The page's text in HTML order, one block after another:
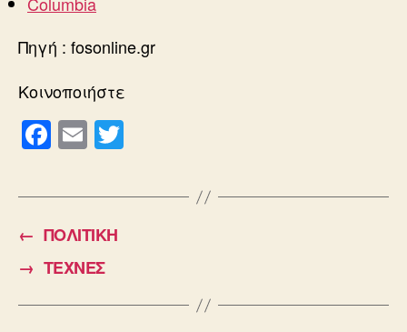
Πηγή : fosonline.gr
Κοινοποιήστε
F
c
e
b
o
o
E
ailtt
← ΠΟΛΙΤΙΚΗ
→ ΤΕΧΝΕΣ